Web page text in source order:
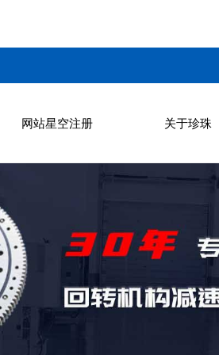
网站星空注册 关于珍珠